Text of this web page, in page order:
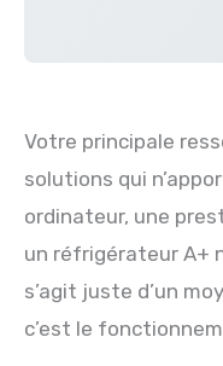
Votre principale
solutions qui
ordinateur, une
un réfrigérateur A+
s’agit juste d’un
c’est le